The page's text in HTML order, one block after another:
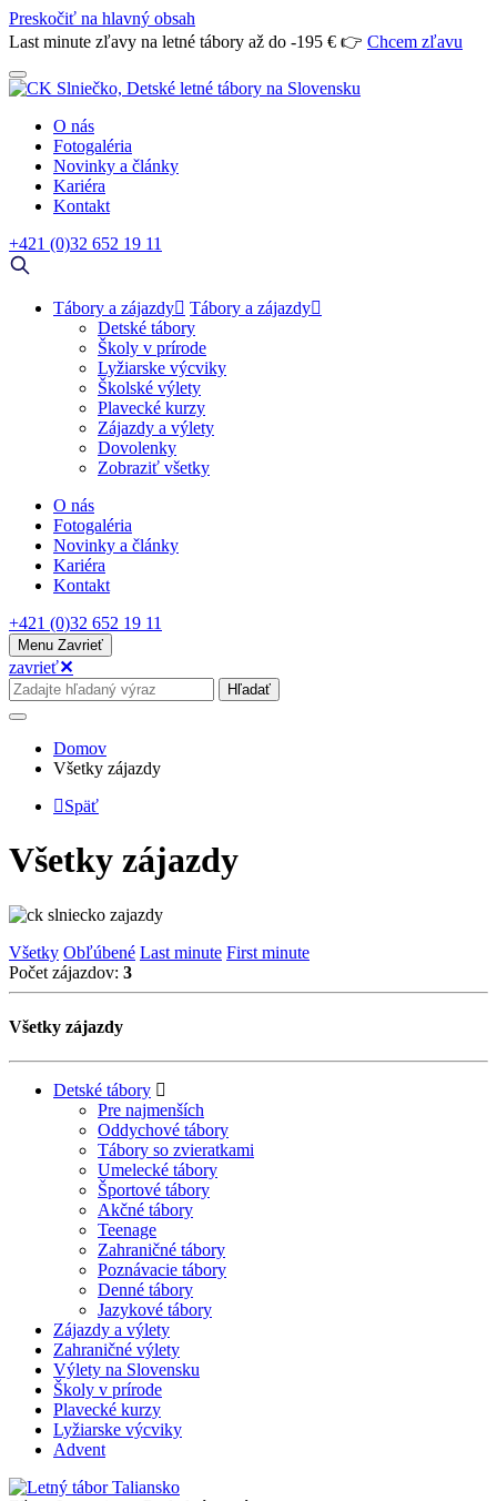
Preskočiť na hlavný obsah
Last minute zľavy na letné tábory až do -195 € 👉 Chcem zľavu
O nás
Fotogaléria
Novinky a články
Kariéra
Kontakt
+421 (0)32 652 19 11
Tábory a zájazdy
Tábory a zájazdy
Detské tábory
Školy v prírode
Lyžiarske výcviky
Školské výlety
Plavecké kurzy
Zájazdy a výlety
Dovolenky
Zobraziť všetky
O nás
Fotogaléria
Novinky a články
Kariéra
Kontakt
+421 (0)32 652 19 11
Menu Zavrieť
zavrieť✕
Hľadať
Domov
Všetky zájazdy
Späť
Všetky zájazdy
Všetky Obľúbené Last minute First minute
Počet zájazdov: 3
Všetky zájazdy
Detské tábory
Pre najmenších
Oddychové tábory
Tábory so zvieratkami
Umelecké tábory
Športové tábory
Akčné tábory
Teenage
Zahraničné tábory
Poznávacie tábory
Denné tábory
Jazykové tábory
Zájazdy a výlety
Zahraničné výlety
Výlety na Slovensku
Školy v prírode
Plavecké kurzy
Lyžiarske výcviky
Advent